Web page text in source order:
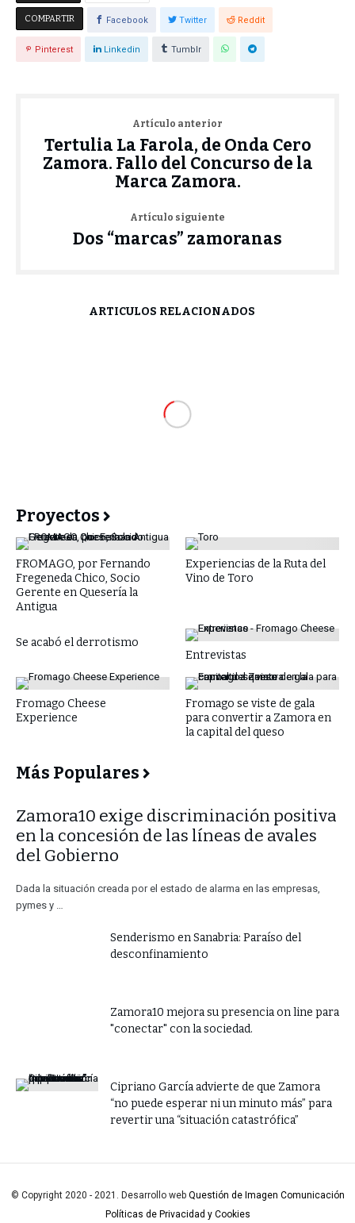
COMPARTIR Facebook Twitter Reddit
Pinterest Linkedin Tumblr
Artículo anterior
Tertulia La Farola, de Onda Cero
Zamora. Fallo del Concurso de la
Marca Zamora.
Artículo siguiente
Dos “marcas” zamoranas
ARTÍCULOS RELACIONADOS
Proyectos
FROMAGO, por Fernando
Fregeneda Chico, Socio
Gerente en Quesería la
Antigua
Experiencias de la Ruta del
Vino de Toro
Se acabó el derrotismo
Entrevistas
Fromago Cheese
Experience
Fromago se viste de gala
para convertir a Zamora en
la capital del queso
Más Populares
​Zamora10 exige discriminación positiva
en la concesión de las líneas de avales
del Gobierno
Dada la situación creada por el estado de alarma en las empresas,
pymes y …
Senderismo en Sanabria: Paraíso del
desconfinamiento
Zamora10 mejora su presencia on line para
"conectar" con la sociedad.
​Cipriano García advierte de que Zamora
“no puede esperar ni un minuto más” para
revertir una “situación catastrófica”
© Copyright 2020 - 2021. Desarrollo web Questión de Imagen Comunicación
Políticas de Privacidad y Cookies